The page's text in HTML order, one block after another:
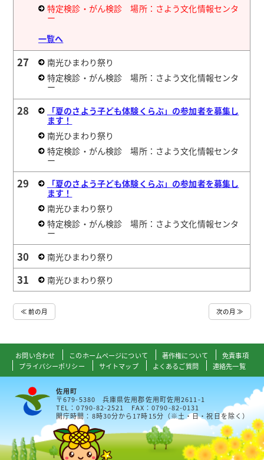
特定検診・がん検診 場所：さよう文化情報センタ
ー
一覧へ
27
南光ひまわり祭り
特定検診・がん検診 場所：さよう文化情報センタ
ー
28
「夏のさよう子ども体験くらぶ」の参加者を募集し
ます！
南光ひまわり祭り
特定検診・がん検診 場所：さよう文化情報センタ
ー
29
「夏のさよう子ども体験くらぶ」の参加者を募集し
ます！
南光ひまわり祭り
特定検診・がん検診 場所：さよう文化情報センタ
ー
30 南光ひまわり祭り
31 南光ひまわり祭り
≪ 前の月 次の月 ≫
お問い合わせ このホームページについて 著作権について
免責事項
プライバシーポリシー
サイトマップ よくあるご質問 連絡先一覧
佐用町
〒679-5380 兵庫県佐用郡佐用町佐用2611-1
TEL：0790-82-2521 FAX：0790-82-0131
開庁時間：8時30分から17時15分（※土・日・祝日を除く）